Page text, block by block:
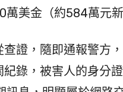
美金（約584萬元
證，隨即通報警方
錄，被害人的身分